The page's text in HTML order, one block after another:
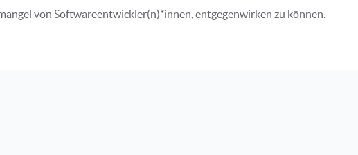
von Softwareentwickler(n)*innen, entgegenwirken zu können.